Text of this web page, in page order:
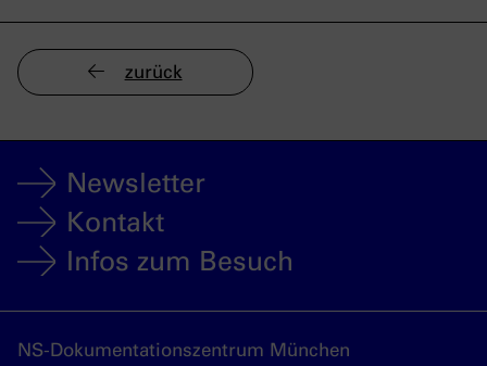
zurück
Newsletter
Kontakt
Infos zum Besuch
NS-Dokumentationszentrum München